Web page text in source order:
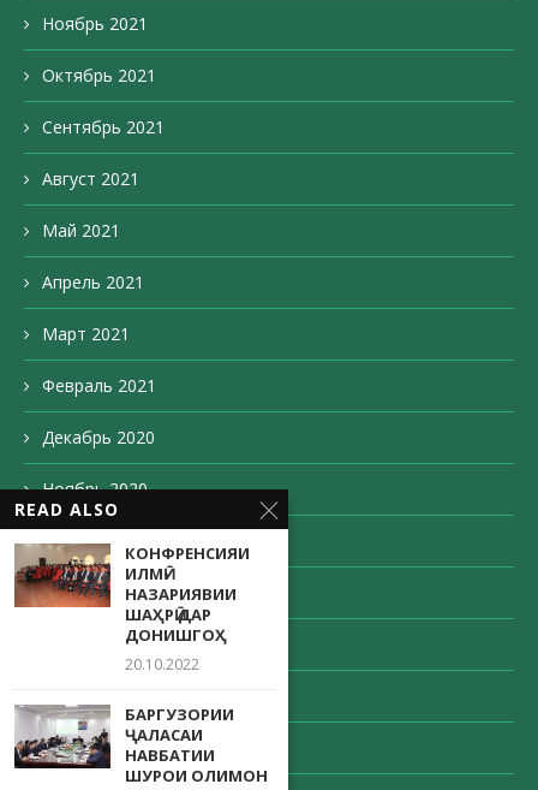
Ноябрь 2021
Октябрь 2021
Сентябрь 2021
Август 2021
Май 2021
Апрель 2021
Март 2021
Февраль 2021
Декабрь 2020
Ноябрь 2020
Октябрь 2020
Сентябрь 2020
Август 2020
Апрель 2020
READ ALSO
КОНФРЕНСИЯИ
ИЛМӢ-
НАЗАРИЯВИИ
ШАҲРӢ ДАР
ДОНИШГОҲ
20.10.2022
БАРГУЗОРИИ
ҶАЛАСАИ
НАВБАТИИ
ШУРОИ ОЛИМОН